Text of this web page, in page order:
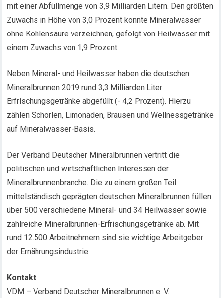
mit einer Abfüllmenge von 3,9 Milliarden Litern. Den größten
Zuwachs in Höhe von 3,0 Prozent konnte Mineralwasser
ohne Kohlensäure verzeichnen, gefolgt von Heilwasser mit
einem Zuwachs von 1,9 Prozent.
Neben Mineral- und Heilwasser haben die deutschen
Mineralbrunnen 2019 rund 3,3 Milliarden Liter
Erfrischungsgetränke abgefüllt (- 4,2 Prozent). Hierzu
zählen Schorlen, Limonaden, Brausen und Wellnessgetränke
auf Mineralwasser-Basis.
Der Verband Deutscher Mineralbrunnen vertritt die
politischen und wirtschaftlichen Interessen der
Mineralbrunnenbranche. Die zu einem großen Teil
mittelständisch geprägten deutschen Mineralbrunnen füllen
über 500 verschiedene Mineral- und 34 Heilwässer sowie
zahlreiche Mineralbrunnen-Erfrischungsgetränke ab. Mit
rund 12.500 Arbeitnehmern sind sie wichtige Arbeitgeber
der Ernährungsindustrie.
Kontakt
VDM – Verband Deutscher Mineralbrunnen e. V.